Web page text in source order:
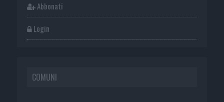
Abbonati
Login
COMUNI